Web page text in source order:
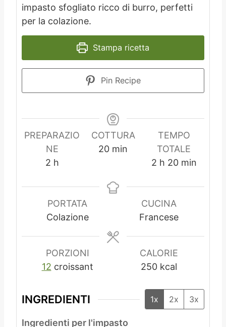
impasto sfogliato ricco di burro, perfetti
per la colazione.
Stampa ricetta
Pin Recipe
PREPARAZIO
NE
2o
e
h
COTTURA
20m
u
min
TEMPO
TOTALE
2o
e
h 20m
n
t
min
PORTATA
Colazione
CUCINA
Francese
PORZIONI
12 croissant
CALORIE
250 kcal
INGREDIENTI 1x 2x 3x
Ingredienti per l'impasto